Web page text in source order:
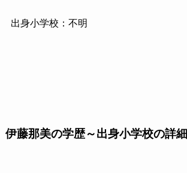
出身小学校：不明
伊藤那美の学歴～出身小学校の詳細